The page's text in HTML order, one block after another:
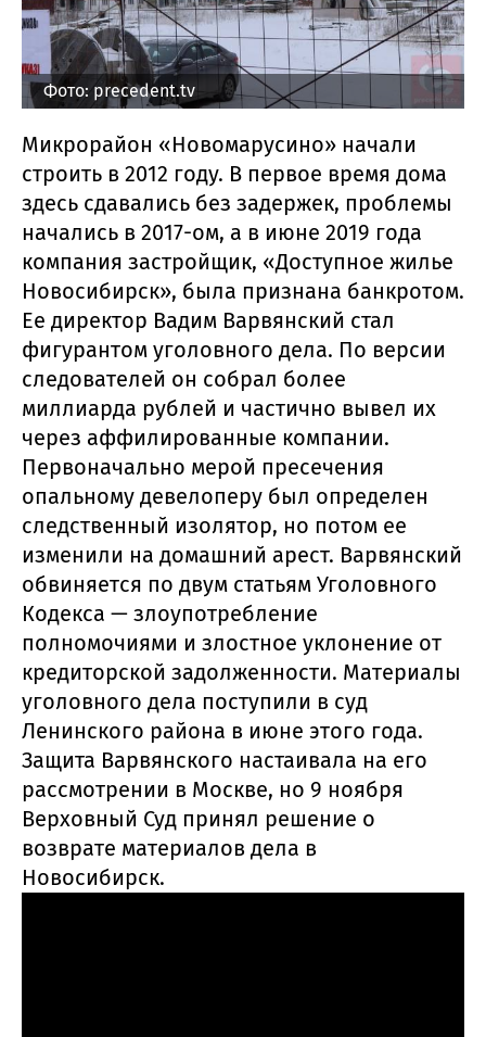
Фото: precedent.tv
Микрорайон «Новомарусино» начали
строить в 2012 году. В первое время дома
здесь сдавались без задержек, проблемы
начались в 2017-ом, а в июне 2019 года
компания застройщик, «Доступное жилье
Новосибирск», была признана банкротом.
Ее директор Вадим Варвянский стал
фигурантом уголовного дела. По версии
следователей он собрал более
миллиарда рублей и частично вывел их
через аффилированные компании.
Первоначально мерой пресечения
опальному девелоперу был определен
следственный изолятор, но потом ее
изменили на домашний арест. Варвянский
обвиняется по двум статьям Уголовного
Кодекса — злоупотребление
полномочиями и злостное уклонение от
кредиторской задолженности. Материалы
уголовного дела поступили в суд
Ленинского района в июне этого года.
Защита Варвянского настаивала на его
рассмотрении в Москве, но 9 ноября
Верховный Суд принял решение о
возврате материалов дела в
Новосибирск.